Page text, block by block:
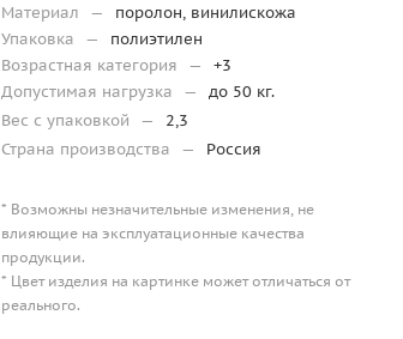
Материал
—
поролон, винилискожа
Упаковка
—
полиэтилен
Возрастная категория
—
+3
Допустимая нагрузка
—
до 50 кг.
Вес с упаковкой
—
2,3
Страна производства
— Россия
* Возможны незначительные изменения, не
влияющие на эксплуатационные качества
продукции.
* Цвет изделия на картинке может отличаться от
реального.